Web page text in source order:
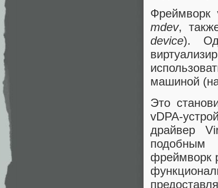
Фреймворк
mdev,
device).
машиной
Это
vDPA-
драйвер
подобным
фреймворк